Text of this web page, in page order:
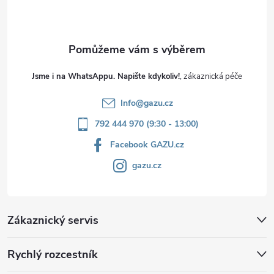
Jsme i na WhatsAppu. Napište kdykoliv!
Info@gazu.cz
792 444 970 (9:30 - 13:00)
Facebook GAZU.cz
gazu.cz
Zákaznický servis
Rychlý rozcestník